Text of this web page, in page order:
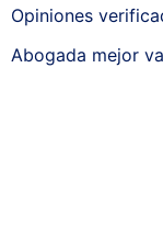
Opiniones
Abogada mejor